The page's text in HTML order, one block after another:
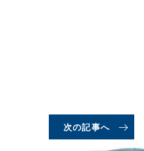
次の記事へ